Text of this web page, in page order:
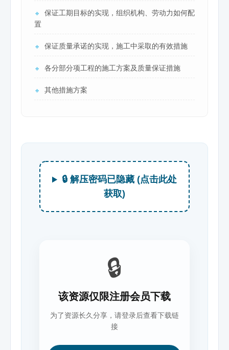
🔹
保证工期目标的实现，组织机构、劳动力如何配
置
🔹 保证质量承诺的实现，施工中采取的有效措施
🔹 各分部分项工程的施工方案及质量保证措施
🔹 其他措施方案
🔒 解压密码已隐藏 (点击此处
获取)
🔒
该资源仅限注册会员下载
为了资源长久分享，请登录后查看下载链
接